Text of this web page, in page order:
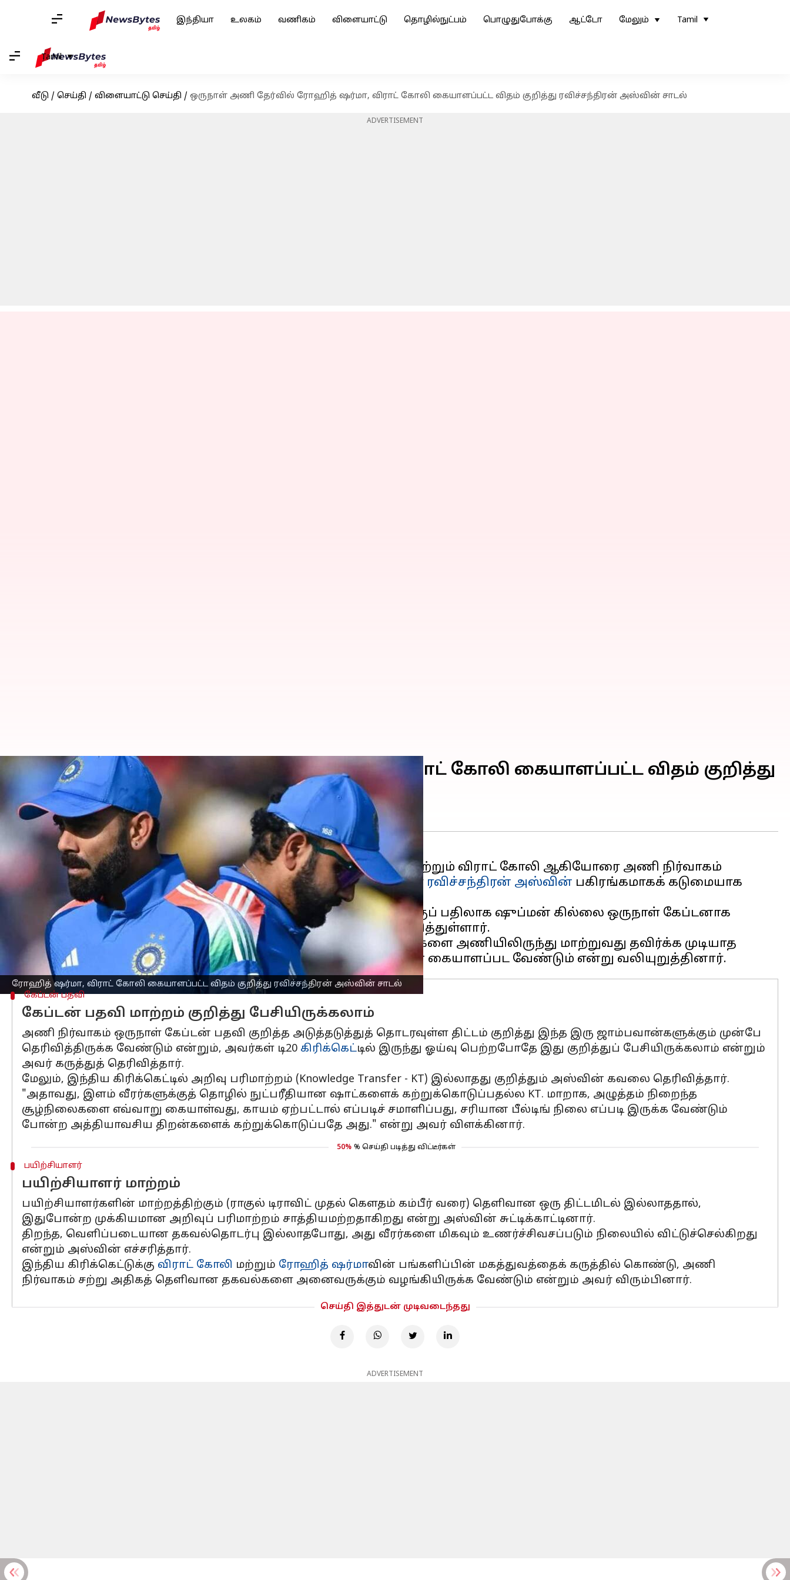
இந்தியா உலகம் வணிகம் விளையாட்டு தொழில்நுட்பம் பொழுதுபோக்கு ஆட்டோ மேலும் Tamil
Tamil
வீடு / செய்தி / விளையாட்டு செய்தி / ஒருநாள் அணி தேர்வில் ரோஹித் ஷர்மா, விராட் கோலி கையாளப்பட்ட விதம் குறித்து ரவிச்சந்திரன் அஸ்வின் சாடல்
ADVERTISEMENT
ரோஹித் ஷர்மா, விராட் கோலி கையாளப்பட்ட விதம் குறித்து ரவிச்சந்திரன் அஸ்வின் சாடல்
ஒருநாள் அணி தேர்வில் ரோஹித் ஷர்மா, விராட் கோலி கையாளப்பட்ட விதம் குறித்து
ரவிச்சந்திரன் அஸ்வின் சாடல்
எழுதியவர் Sekar Chinnappan Oct 09, 2025
செய்தி முன்னோட்டம்
இந்திய கிரிக்கெட் அணியின் மூத்த வீரர்களான ரோஹித் ஷர்மா மற்றும் விராட் கோலி ஆகியோரை அணி நிர்வாகம்
கையாண்ட விதம் குறித்து, முன்னாள் நட்சத்திர சுழற்பந்து வீச்சாளர் ரவிச்சந்திரன் அஸ்வின் பகிரங்கமாகக் கடுமையாக
விமர்சித்துள்ளார்.
2027 ஒருநாள் உலகக் கோப்பையை மனதில் வைத்து, ரோஹித்துக்குப் பதிலாக ஷுப்மன் கில்லை ஒருநாள் கேப்டனாக
நியமித்த முடிவுக்குப் பிறகு அஸ்வின் இந்த அதிருப்தியைத் தெரிவித்துள்ளார்.
தனது யூடியூப் சேனலில் பேசிய அஸ்வின், அனுபவம் வாய்ந்த வீரர்களை அணியிலிருந்து மாற்றுவது தவிர்க்க முடியாத
கேப்டன் பதவி
கேப்டன் பதவி மாற்றம் குறித்து பேசியிருக்கலாம்
அணி நிர்வாகம் ஒருநாள் கேப்டன் பதவி குறித்த அடுத்தடுத்துத் தொடரவுள்ள திட்டம் குறித்து இந்த இரு ஜாம்பவான்களுக்கும் முன்பே
தெரிவித்திருக்க வேண்டும் என்றும், அவர்கள் டி20 கிரிக்கெட்டில் இருந்து ஓய்வு பெற்றபோதே இது குறித்துப் பேசியிருக்கலாம் என்றும்
அவர் கருத்துத் தெரிவித்தார்.
மேலும், இந்திய கிரிக்கெட்டில் அறிவு பரிமாற்றம் (Knowledge Transfer - KT) இல்லாதது குறித்தும் அஸ்வின் கவலை தெரிவித்தார்.
"அதாவது, இளம் வீரர்களுக்குத் தொழில் நுட்பரீதியான ஷாட்களைக் கற்றுக்கொடுப்பதல்ல KT. மாறாக, அழுத்தம் நிறைந்த
சூழ்நிலைகளை எவ்வாறு கையாள்வது, காயம் ஏற்பட்டால் எப்படிச் சமாளிப்பது, சரியான பீல்டிங் நிலை எப்படி இருக்க வேண்டும்
போன்ற அத்தியாவசிய திறன்களைக் கற்றுக்கொடுப்பதே அது." என்று அவர் விளக்கினார்.
50% % செய்தி படித்து விட்டீர்கள்
பயிற்சியாளர்
பயிற்சியாளர் மாற்றம்
பயிற்சியாளர்களின் மாற்றத்திற்கும் (ராகுல் டிராவிட் முதல் கௌதம் கம்பீர் வரை) தெளிவான ஒரு திட்டமிடல் இல்லாததால்,
இதுபோன்ற முக்கியமான அறிவுப் பரிமாற்றம் சாத்தியமற்றதாகிறது என்று அஸ்வின் சுட்டிக்காட்டினார்.
திறந்த, வெளிப்படையான தகவல்தொடர்பு இல்லாதபோது, அது வீரர்களை மிகவும் உணர்ச்சிவசப்படும் நிலையில் விட்டுச்செல்கிறது
என்றும் அஸ்வின் எச்சரித்தார்.
இந்திய கிரிக்கெட்டுக்கு விராட் கோலி மற்றும் ரோஹித் ஷர்மாவின் பங்களிப்பின் மகத்துவத்தைக் கருத்தில் கொண்டு, அணி
நிர்வாகம் சற்று அதிகத் தெளிவான தகவல்களை அனைவருக்கும் வழங்கியிருக்க வேண்டும் என்றும் அவர் விரும்பினார்.
செய்தி இத்துடன் முடிவடைந்தது
ADVERTISEMENT